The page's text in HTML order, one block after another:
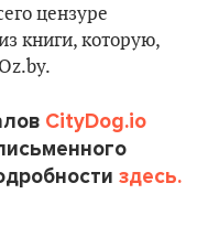
цензуре
книги, которую,
CityDog.io
здесь.